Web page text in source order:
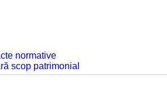
normative
scop patrimonial